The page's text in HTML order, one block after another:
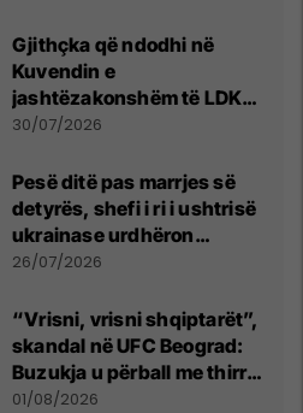
Gjithçka që ndodhi në
Kuvendin e
jashtëzakonshëm të LDK-
së
30/07/2026
Pesë ditë pas marrjes së
detyrës, shefi i ri i ushtrisë
ukrainase urdhëron
kontroll të madh
26/07/2026
“Vrisni, vrisni shqiptarët”,
skandal në UFC Beograd:
Buzukja u përball me thirrje
anti-shqiptare nga
01/08/2026